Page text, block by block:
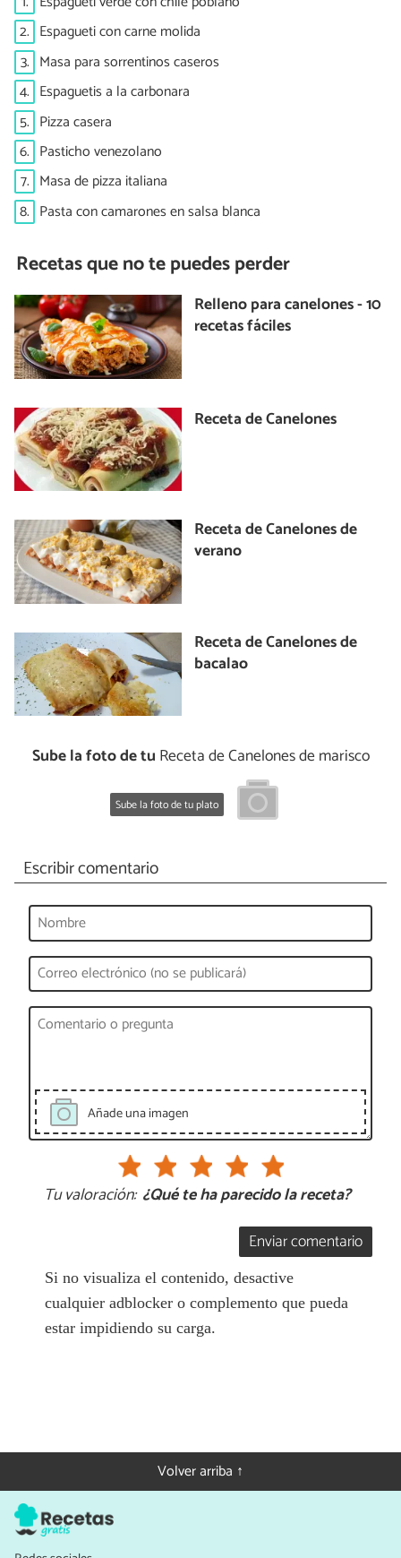
2. Espagueti con carne molida
3. Masa para sorrentinos caseros
4. Espaguetis a la carbonara
5. Pizza casera
6. Pasticho venezolano
7. Masa de pizza italiana
8. Pasta con camarones en salsa blanca
Recetas que no te puedes perder
Relleno para canelones - 10
recetas fáciles
Receta de Canelones
Receta de Canelones de
verano
Receta de Canelones de
bacalao
Sube la foto de tu Receta de Canelones de marisco
Sube la foto de tu plato
Escribir comentario
Añade una imagen
Tu valoración: ¿Qué te ha parecido la receta?
Enviar comentario
Si no visualiza el contenido, desactive
cualquier adblocker o complemento que pueda
estar impidiendo su carga.
Volver arriba ↑